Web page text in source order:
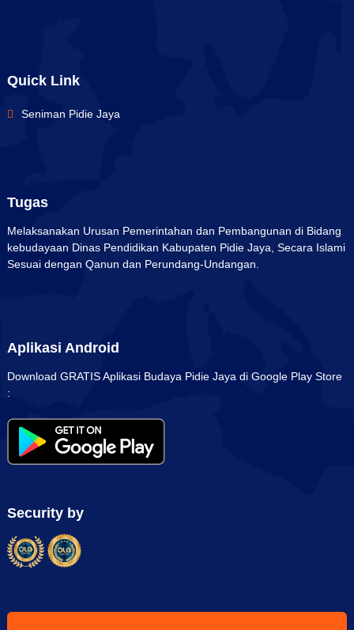
Quick Link
Seniman Pidie Jaya
Tugas
Melaksanakan Urusan Pemerintahan dan Pembangunan di Bidang
kebudayaan Dinas Pendidikan Kabupaten Pidie Jaya, Secara Islami
Sesuai dengan Qanun dan Perundang-Undangan.
Aplikasi Android
Download GRATIS Aplikasi Budaya Pidie Jaya di Google Play Store
:
Security by